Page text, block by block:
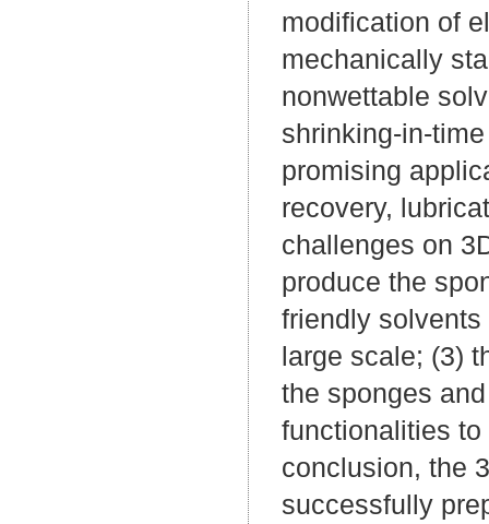
modification of
mechanically
nonwettable
shrinking-in-
promising
recovery,
challenges on
produce the
friendly
large scale; (3)
the sponges
functionalities
conclusion, the
successfully